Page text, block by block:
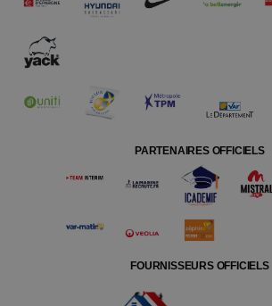
PARTENAIRES OFFICIELS
FOURNISSEURS OFFICIELS